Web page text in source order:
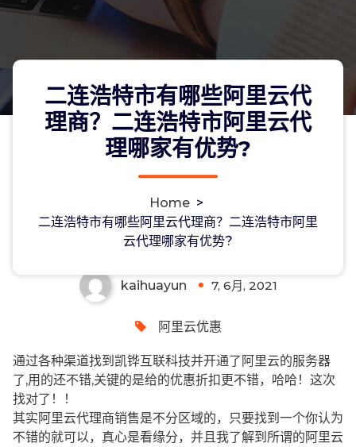
二连浩特市有哪些阿里云代
理商？二连浩特市阿里云代
理哪家有优势?
Home >
二连浩特市有哪些阿里云代理商？二连浩特市阿里
云代理哪家有优势?
浩特市阿里云代理哪家有优势?
kaihuayun 7, 6月, 2021
阿里云优惠
通过各种渠道找到凯铧互联科技并开通了阿里云的服务器
了,用的还不错,关键的是给的优惠折扣更不错，哈哈！这次
找对了！！
其实阿里云代理商销售是不分区域的，只要找到一个你认为
不错的就可以，真心是看缘分，并且我了解到所谓的阿里云